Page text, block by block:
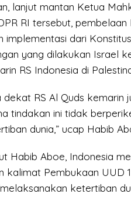
lanjut mantan Ketua
RI tersebut, pembelaan
implementasi dari
yang dilakukan Israel
RS Indonesia di
dekat RS Al Quds kemarin
tindakan ini tidak
dunia,” ucap Habib
Habib Aboe, Indonesia
kalimat Pembukaan UUD
ketertiban